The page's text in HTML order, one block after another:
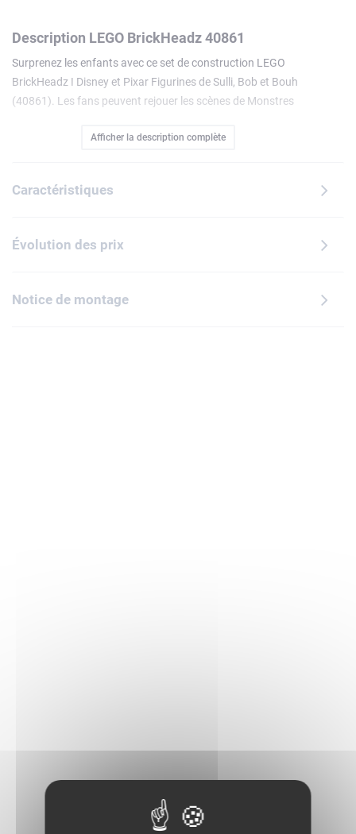
Description LEGO BrickHeadz 40861
Surprenez les enfants avec ce set de construction LEGO
BrickHeadz ǀ Disney et Pixar Figurines de Sulli, Bob et Bouh
(40861). Les fans peuvent rejouer les scènes de Monstres
inspiré du film fera le bonheur des filles et des garçons de
construction LEGO BrickHeadz à collectionner (chacun
incluses. Contient 303 pièces.
Afficher la description complète
Caractéristiques
Évolution des prix
Notice de montage